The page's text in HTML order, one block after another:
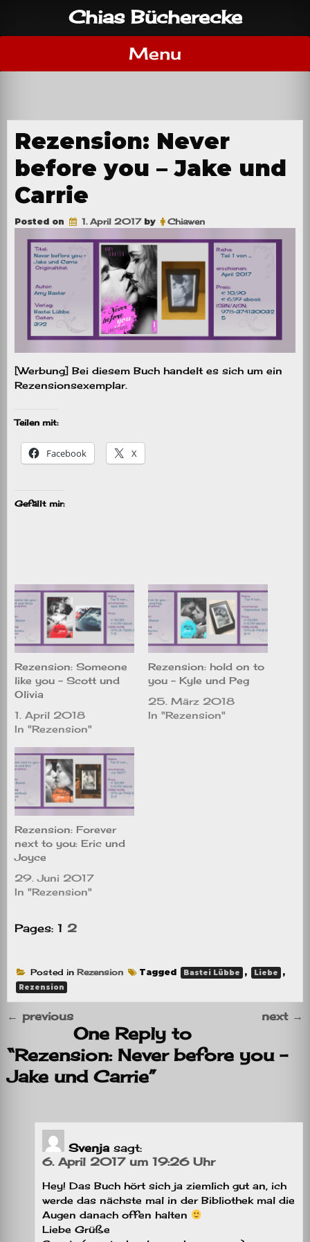
content
Chias Bücherecke
Menu
Rezension: Never
before you – Jake und
Carrie
Posted on 1. April 2017by Chiawen
[Werbung] Bei diesem Buch handelt es sich um ein
Rezensionsexemplar.
Teilen mit:
Facebook X
Gefällt mir:
Rezension: Someone
like you – Scott und
Olivia
1. April 2018
In "Rezension"
Rezension: hold on to
you – Kyle und Peg
25. März 2018
In "Rezension"
Rezension: Forever
next to you: Eric und
Joyce
29. Juni 2017
In "Rezension"
Pages: 1 2
Posted in Rezension Tagged Bastei Lübbe , Liebe ,
Rezension
← previous next →
One Reply to
“Rezension: Never before you –
Jake und Carrie”
Svenja sagt:
6. April 2017 um 19:26 Uhr
Hey! Das Buch hört sich ja ziemlich gut an, ich
werde das nächste mal in der Bibliothek mal die
Augen danach offen halten
Liebe Grüße